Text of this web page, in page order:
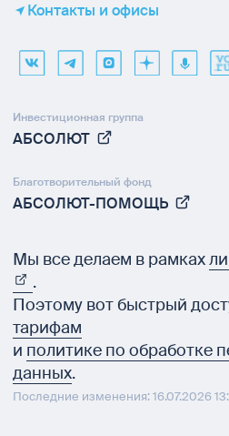
Контакты и офисы
Инвестиционная группа
АБСОЛЮТ
Благотворительный фонд
АБСОЛЮТ-ПОМОЩЬ
Мы все делаем в рамках
.
Поэтому вот быстрый
тарифам
и политике по обработке
данных.
Последние изменения: 16.07.2026